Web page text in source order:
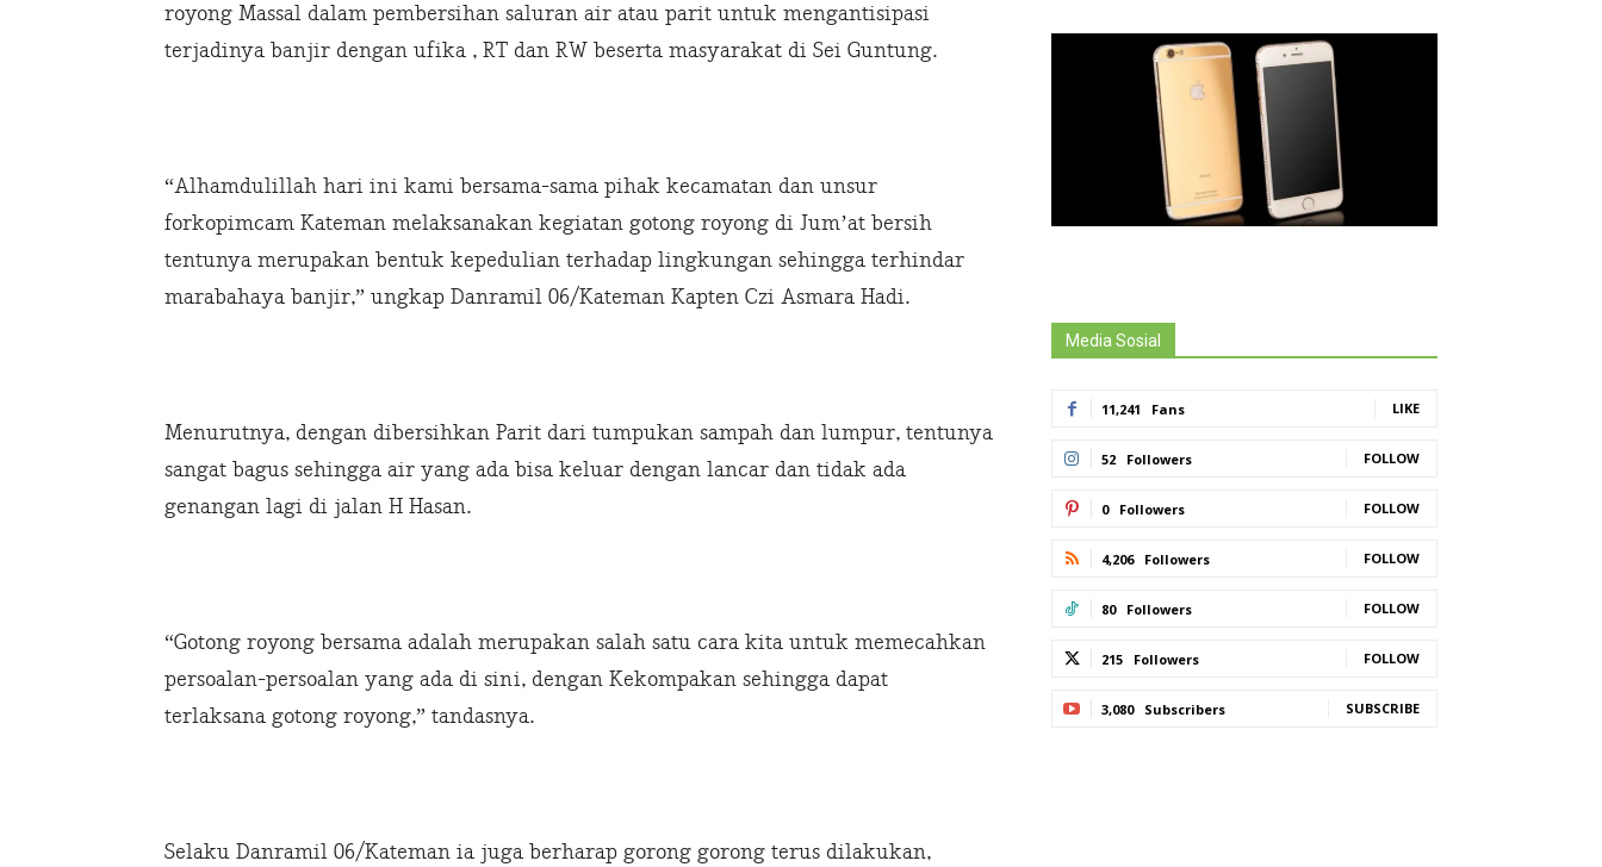
royong Massal dalam pembersihan saluran air atau parit untuk mengantisipasi
terjadinya banjir dengan ufika , RT dan RW beserta masyarakat di Sei Guntung.
“Alhamdulillah hari ini kami bersama-sama pihak kecamatan dan unsur
forkopimcam Kateman melaksanakan kegiatan gotong royong di Jum’at bersih
tentunya merupakan bentuk kepedulian terhadap lingkungan sehingga terhindar
marabahaya banjir,” ungkap Danramil 06/Kateman Kapten Czi Asmara Hadi.
Menurutnya, dengan dibersihkan Parit dari tumpukan sampah dan lumpur, tentunya
sangat bagus sehingga air yang ada bisa keluar dengan lancar dan tidak ada
genangan lagi di jalan H Hasan.
“Gotong royong bersama adalah merupakan salah satu cara kita untuk memecahkan
persoalan-persoalan yang ada di sini, dengan Kekompakan sehingga dapat
terlaksana gotong royong,” tandasnya.
Selaku Danramil 06/Kateman ia juga berharap gorong gorong terus dilakukan,
Media Sosial
11,241 Fans LIKE
52 Followers FOLLOW
0 Followers FOLLOW
4,206 Followers FOLLOW
80 Followers FOLLOW
215 Followers FOLLOW
3,080 Subscribers SUBSCRIBE